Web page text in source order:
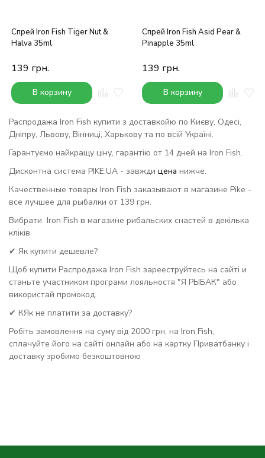
Спрей Iron Fish Tiger Nut &
Halva 35ml
139 грн.
В корзину
Спрей Iron Fish Asid Pear &
Pinapple 35ml
139 грн.
В корзину
Распродажа Iron Fish купити з доставкойю по Києву, Одесі,
Дніпру, Львову, Вінниці, Харькову та по всій Україні.
Гарантуємо найкращу ціну, гарантію от 14 дней на Iron Fish.
Дисконтна система PIKE.UA - завжди цена нижче.
Качественные товары Iron Fish заказывают в магазине Pike -
все лучшее для рыбалки от 139 грн.
Вибрати Iron Fish в магазине рибальских снастей в декілька
кліків
✔ Як купити дешевле?
Щоб купити Распродажа Iron Fish зарееструйтесь на сайті и
станьте участником програми лояльностя "Я РЫБАК" або
використай промокод.
✔ КЯк не платити за доставку?
Робіть замовлення на суму від 2000 грн, на Iron Fish,
сплачуйте його на сайті онлайн або на картку Приватбанку і
доставку зробимо безкоштовною